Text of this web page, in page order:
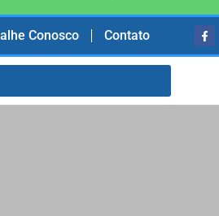
Conosco Contato